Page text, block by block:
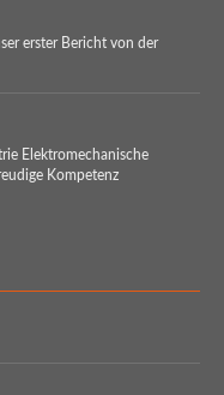
erster Bericht von der
Elektromechanische
Kompetenz